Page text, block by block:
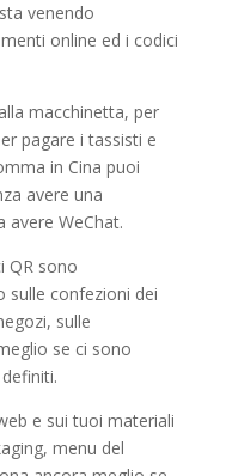
venendo
online ed i codici
macchinetta, per
pagare i tassisti e
in Cina puoi
avere una
WeChat.
QR sono
sulle confezioni dei
sulle
se ci sono
e sui tuoi materiali
menu del